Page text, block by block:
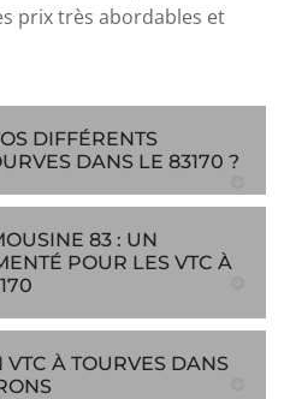
prix très abordables et
DIFFÉRENTS
DANS LE 83170 ?
83 : UN
POUR LES VTC À
À TOURVES DANS